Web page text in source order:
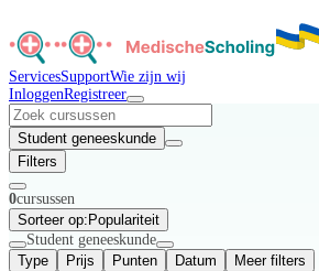
ServicesSupportWie zijn wij
InloggenRegistreer
Student geneeskunde
Filters
0cursussen
Sorteer op: Populariteit
Student geneeskunde
Type
Prijs Punten Datum
Meer filters